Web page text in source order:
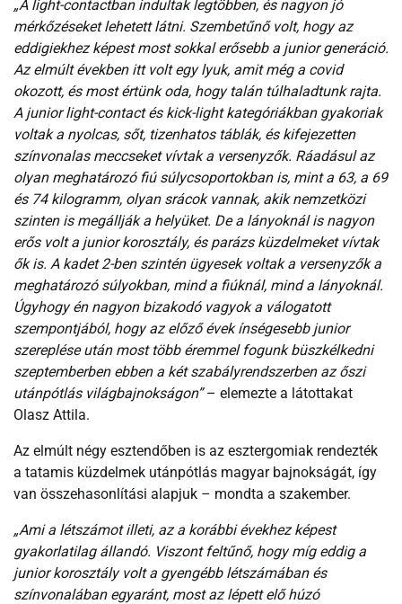
„A light-contactban indultak legtöbben, és nagyon jó
mérkőzéseket lehetett látni. Szembetűnő volt, hogy az
eddigiekhez képest most sokkal erősebb a junior generáció.
Az elmúlt években itt volt egy lyuk, amit még a covid
okozott, és most értünk oda, hogy talán túlhaladtunk rajta.
A junior light-contact és kick-light kategóriákban gyakoriak
voltak a nyolcas, sőt, tizenhatos táblák, és kifejezetten
színvonalas meccseket vívtak a versenyzők. Ráadásul az
olyan meghatározó fiú súlycsoportokban is, mint a 63, a 69
és 74 kilogramm, olyan srácok vannak, akik nemzetközi
szinten is megállják a helyüket. De a lányoknál is nagyon
erős volt a junior korosztály, és parázs küzdelmeket vívtak
ők is. A kadet 2-ben szintén ügyesek voltak a versenyzők a
meghatározó súlyokban, mind a fiúknál, mind a lányoknál.
Úgyhogy én nagyon bizakodó vagyok a válogatott
szempontjából, hogy az előző évek ínségesebb junior
szereplése után most több éremmel fogunk büszkélkedni
szeptemberben ebben a két szabályrendszerben az őszi
utánpótlás világbajnokságon”– elemezte a látottakat
Olasz Attila.
Az elmúlt négy esztendőben is az esztergomiak rendezték
a tatamis küzdelmek utánpótlás magyar bajnokságát, így
van összehasonlítási alapjuk – mondta a szakember.
„Ami a létszámot illeti, az a korábbi évekhez képest
gyakorlatilag állandó. Viszont feltűnő, hogy míg eddig a
junior korosztály volt a gyengébb létszámában és
színvonalában egyaránt, most az lépett elő húzó